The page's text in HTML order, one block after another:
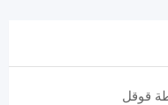
قوقل